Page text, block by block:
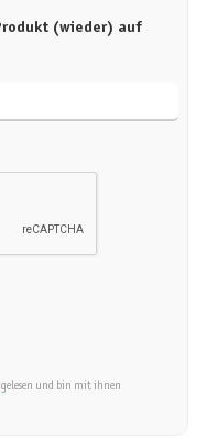
(wieder) auf
und bin mit ihnen